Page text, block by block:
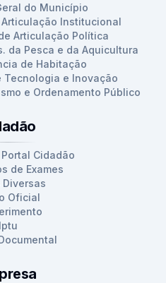
do Município
Institucional
Articulação Política
da Pesca e da Aquicultura
de Habitação
e Inovação
e Ordenamento Público
Cidadão
de Exames
Diversas
Oficial
Iptu